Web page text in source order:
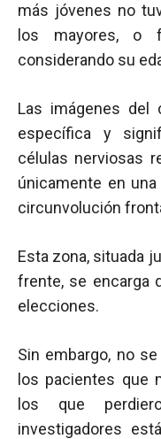
más jóvenes no
los mayores, o
considerando su
Las imágenes del
específica y
células nerviosas
únicamente en
circunvolución
Esta zona, situada
frente, se encarga
elecciones.
Sin embargo, no
los pacientes que
los que
investigadores